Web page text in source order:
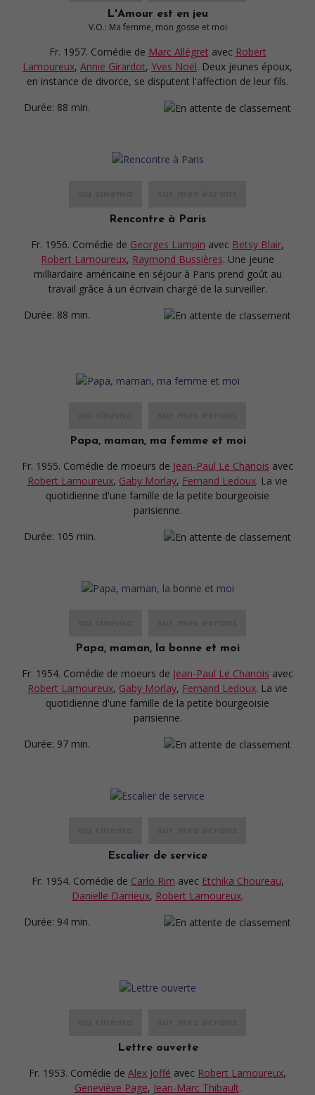
L'Amour est en jeu
V.O.: Ma femme, mon gosse et moi
Fr. 1957. Comédie de Marc Allégret avec Robert
Lamoureux, Annie Girardot, Yves Noël. Deux jeunes époux,
en instance de divorce, se disputent l'affection de leur fils.
Durée: 88 min.
Rencontre à Paris
Fr. 1956. Comédie de Georges Lampin avec Betsy Blair,
Robert Lamoureux, Raymond Bussières. Une jeune
milliardaire américaine en séjour à Paris prend goût au
travail grâce à un écrivain chargé de la surveiller.
Durée: 88 min.
Papa, maman, ma femme et moi
Fr. 1955. Comédie de moeurs de Jean-Paul Le Chanois avec
Robert Lamoureux, Gaby Morlay, Fernand Ledoux. La vie
quotidienne d'une famille de la petite bourgeoisie
parisienne.
Durée: 105 min.
Papa, maman, la bonne et moi
Fr. 1954. Comédie de moeurs de Jean-Paul Le Chanois avec
Robert Lamoureux, Gaby Morlay, Fernand Ledoux. La vie
quotidienne d'une famille de la petite bourgeoisie
parisienne.
Durée: 97 min.
Escalier de service
Fr. 1954. Comédie de Carlo Rim avec Etchika Choureau,
Danielle Darrieux, Robert Lamoureux.
Durée: 94 min.
Lettre ouverte
Fr. 1953. Comédie de Alex Joffé avec Robert Lamoureux,
Geneviève Page, Jean-Marc Thibault.